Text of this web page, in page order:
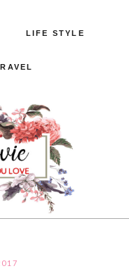
LIFE STYLE